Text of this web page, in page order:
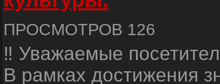
ПРОСМОТРОВ 126
‼ Уважаемые
В рамках достижения